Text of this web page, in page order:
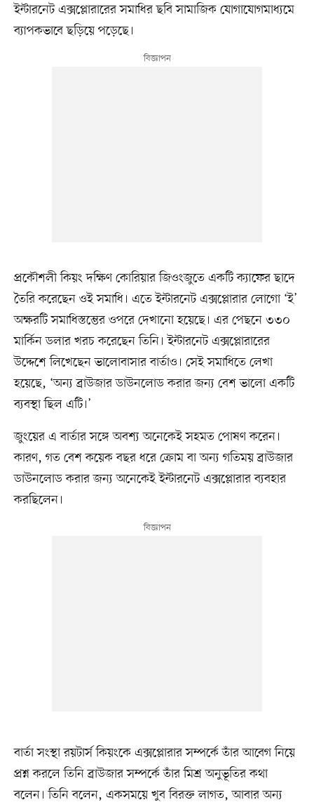
ইন্টারনেট এক্সপ্লোরারের সমাধির ছবি সামাজিক যোগাযোগমাধ্যমে
ব্যাপকভাবে ছড়িয়ে পড়েছে।
প্রকৌশলী কিয়ং দক্ষিণ কোরিয়ার জিওংজুতে একটি ক্যাফের ছাদে
তৈরি করেছেন ওই সমাধি। এতে ইন্টারনেট এক্সপ্লোরার লোগো ‘ই’
অক্ষরটি সমাধিস্তম্ভের ওপরে দেখানো হয়েছে। এর পেছনে ৩৩০
মার্কিন ডলার খরচ করেছেন তিনি। ইন্টারনেট এক্সপ্লোরারের
উদ্দেশে লিখেছেন ভালোবাসার বার্তাও। সেই সমাধিতে লেখা
হয়েছে, ‘অন্য ব্রাউজার ডাউনলোড করার জন্য বেশ ভালো একটি
ব্যবস্থা ছিল এটি।’
জুংয়ের এ বার্তার সঙ্গে অবশ্য অনেকেই সহমত পোষণ করেন।
কারণ, গত বেশ কয়েক বছর ধরে ক্রোম বা অন্য গতিময় ব্রাউজার
ডাউনলোড করার জন্য অনেকেই ইন্টারনেট এক্সপ্লোরার ব্যবহার
করছিলেন।
বার্তা সংস্থা রয়টার্স কিয়ংকে এক্সপ্লোরার সম্পর্কে তাঁর আবেগ নিয়ে
প্রশ্ন করলে তিনি ব্রাউজার সম্পর্কে তাঁর মিশ্র অনুভূতির কথা
বলেন। তিনি বলেন, একসময়ে খুব বিরক্ত লাগত, আবার অন্য